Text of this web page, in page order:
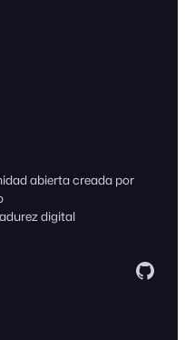
abierta creada por
digital